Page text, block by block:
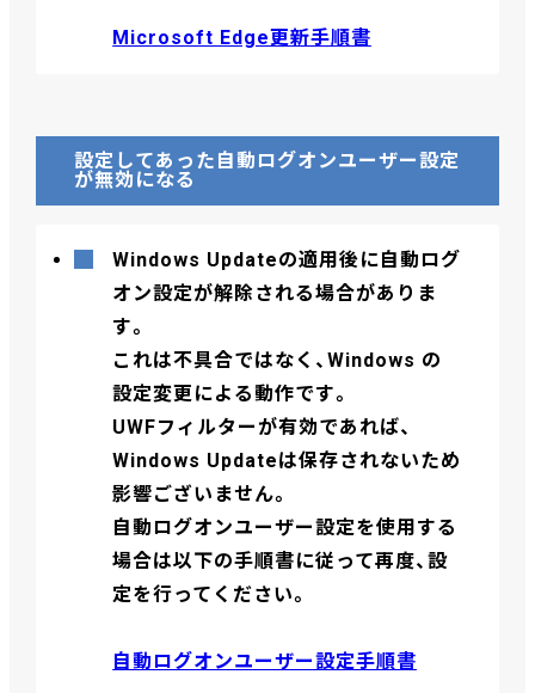
Microsoft Edge更新手順書
設定してあった自動ログオンユーザー設定
が無効になる
Windows Updateの適用後に自動ログ
オン設定が解除される場合がありま
す。
これは不具合ではなく、Windows の
設定変更による動作です。
UWFフィルターが有効であれば、
Windows Updateは保存されないため
影響ございません。
自動ログオンユーザー設定を使用する
場合は以下の手順書に従って再度、設
定を行ってください。
自動ログオンユーザー設定手順書